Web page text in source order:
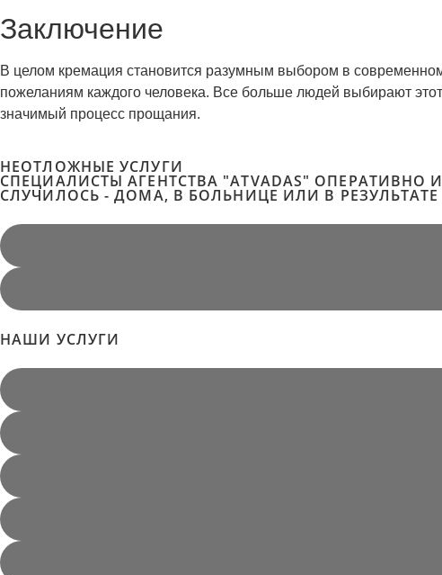
Заключение
В целом кремация становится разумным выбором в
пожеланиям каждого человека. Все больше людей выбирают этот
значимый процесс прощания.
НЕОТЛОЖНЫЕ УСЛУГИ
СПЕЦИАЛИСТЫ АГЕНТСТВА "ATVADAS"
СЛУЧИЛОСЬ - ДОМА, В БОЛЬНИЦЕ ИЛИ В
НАШИ УСЛУГИ